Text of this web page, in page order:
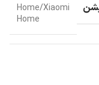
Home/Xiaomi
Home